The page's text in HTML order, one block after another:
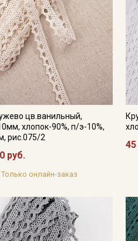
цв.ванильный,
хлопок-90%, п/э-10%,
рис.075/2
руб.
Только онлайн-заказ
45